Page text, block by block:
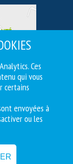
Ces
qui vous
certains
envoyées à
ou les